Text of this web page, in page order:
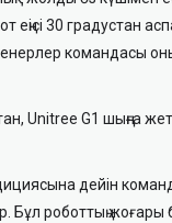
еңісі 30 градустан
командасы
Unitree G1 шыңға
дейін
роботтың жоғары